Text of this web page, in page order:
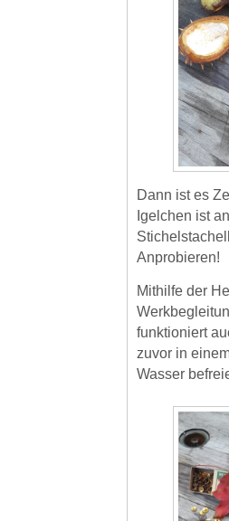
Dann ist es
Igelchen ist
Anprobieren!
Mithilfe der
funktioniert
zuvor in
Wasser